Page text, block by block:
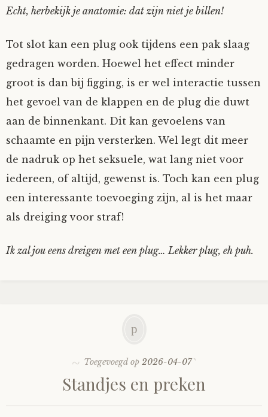
Echt, herbekijk je anatomie: dat zijn niet je billen!
Tot slot kan een plug ook tijdens een pak slaag
gedragen worden. Hoewel het effect minder
groot is dan bij figging, is er wel interactie tussen
het gevoel van de klappen en de plug die duwt
aan de binnenkant. Dit kan gevoelens van
schaamte en pijn versterken. Wel legt dit meer
de nadruk op het seksuele, wat lang niet voor
iedereen, of altijd, gewenst is. Toch kan een plug
een interessante toevoeging zijn, al is het maar
als dreiging voor straf!
Ik zal jou eens dreigen met een plug… Lekker plug, eh puh.
Toegevoegd op 2026-04-07
Standjes en preken